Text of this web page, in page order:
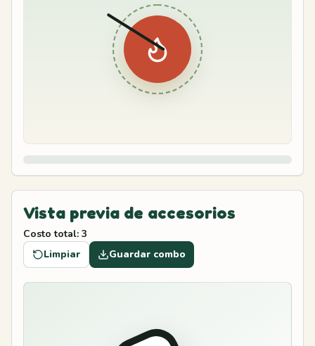
Vista previa de accesorios
Costo total: 3
Limpiar
Guardar combo